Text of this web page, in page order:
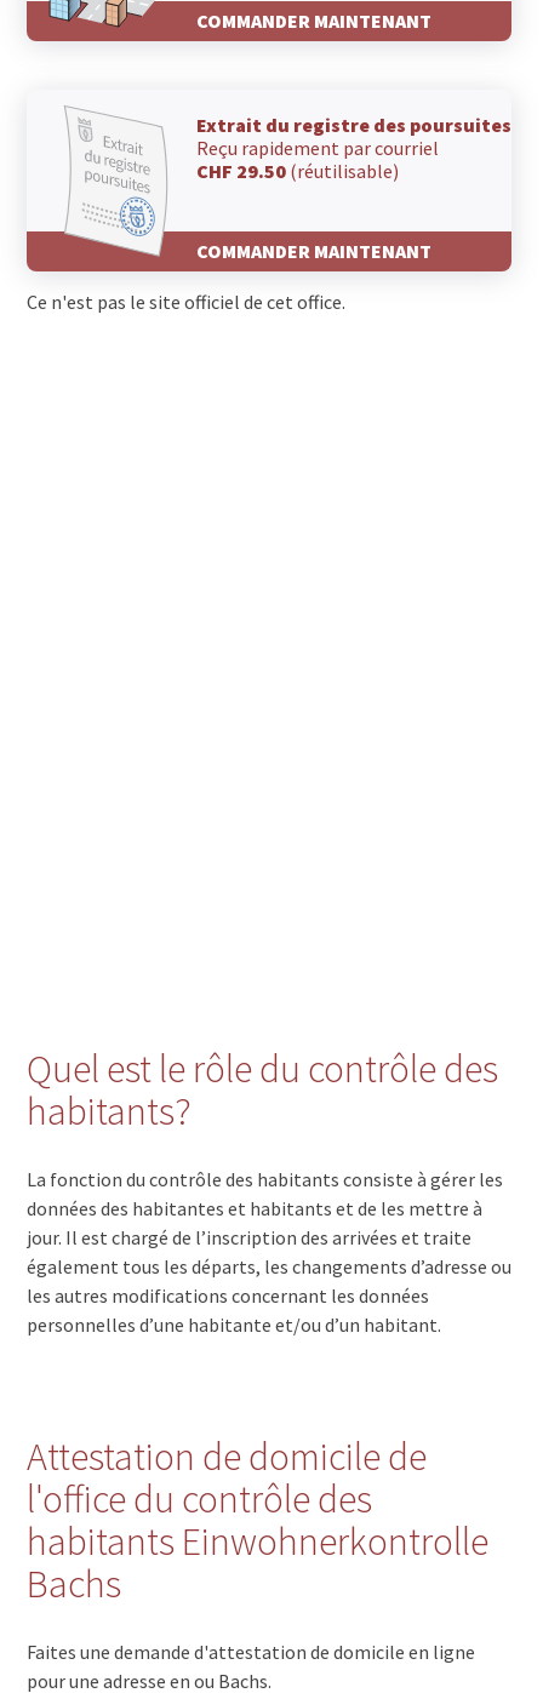
COMMANDER MAINTENANT
Extrait du registre des poursuites
Reçu rapidement par courriel
CHF 29.50 (réutilisable)
COMMANDER MAINTENANT
Ce n'est pas le site officiel de cet office.
Quel est le rôle du contrôle des
habitants?
La fonction du contrôle des habitants consiste à gérer les
données des habitantes et habitants et de les mettre à
jour. Il est chargé de l’inscription des arrivées et traite
également tous les départs, les changements d’adresse ou
les autres modifications concernant les données
personnelles d’une habitante et/ou d’un habitant.
Attestation de domicile de
l'office du contrôle des
habitants Einwohnerkontrolle
Bachs
Faites une demande d'attestation de domicile en ligne
pour une adresse en ou Bachs.